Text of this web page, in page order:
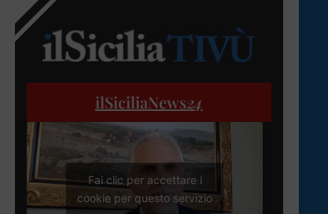
ilSiciliaNews24
Fai clic per accettare i
cookie per questo servizio